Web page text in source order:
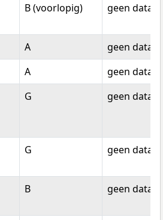
B (voorlopig) geen data
A
geen data
A
geen data
G geen data
G geen data
B geen data